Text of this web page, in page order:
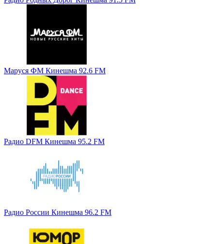
Маруся ФМ Кинешма 92.6 FM
Радио DFM Кинешма 95.2 FM
Радио России Кинешма 96.2 FM